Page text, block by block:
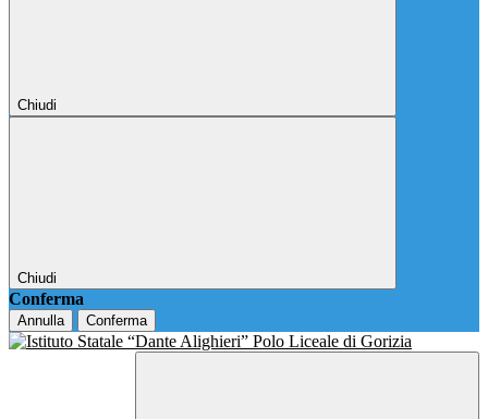
Chiudi
Chiudi
Conferma
Annulla Conferma